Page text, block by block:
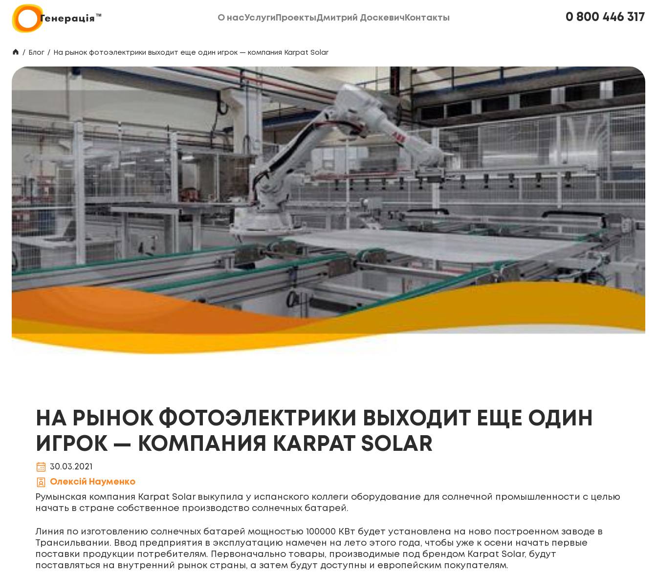
О насУслуги ПроектыДмитрий Доскевич Контакты
0 800 446 317
/ Блог / На рынок фотоэлектрики выходит еще один игрок — компания Karpat Solar
НА РЫНОК ФОТОЭЛЕКТРИКИ ВЫХОДИТ ЕЩЕ ОДИН
ИГРОК — КОМПАНИЯ KARPAT SOLAR
30.03.2021
Олексій Науменко
Румынская компания Karpat Solar выкупила у испанского коллеги оборудование для солнечной промышленности с целью
начать в стране собственное производство солнечных батарей.
Линия по изготовлению солнечных батарей мощностью 100000 КВт будет установлена на ново построенном заводе в
Трансильвании. Ввод предприятия в эксплуатацию намечен на лето этого года, чтобы уже к осени начать первые
поставки продукции потребителям. Первоначально товары, производимые под брендом Karpat Solar, будут
поставляться на внутренний рынок страны, а затем будут доступны и европейским покупателям.